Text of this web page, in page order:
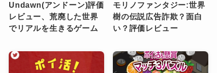
Undawn(アンドーン)評価
レビュー、荒廃した世界
でリアルを生きるゲーム
モリノファンタジー:世界
樹の伝説広告詐欺？面白
い？評価レビュー